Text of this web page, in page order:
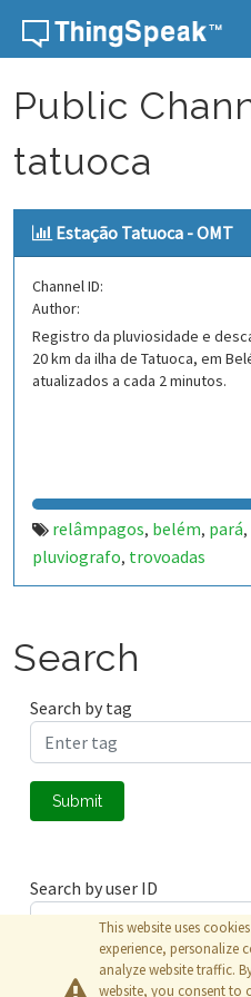
Skip to content
Public
tatuoca
Estação Tatuoca - OMT
Channel ID:
Author:
Registro da pluviosidade e
20 km da ilha de Tatuoca, em
atualizados a cada 2 minutos.
relâmpagos, belém, pará,
pluviografo, trovoadas
Search
Search by tag
Submit
Search by user ID
Submit
This website uses
experience, personalize
analyze website traffic.
website, you consent to